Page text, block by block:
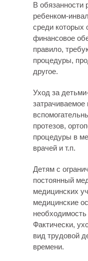
В обязанности
ребенком-
среди которых
финансовое
правило,
процедуры,
другое.
Уход за
затрачиваемое
протезов,
процедуры в
врачей и т.п.
Детям с
постоянный
медицинских
медицинские
Фактически,
вид трудовой
времени.